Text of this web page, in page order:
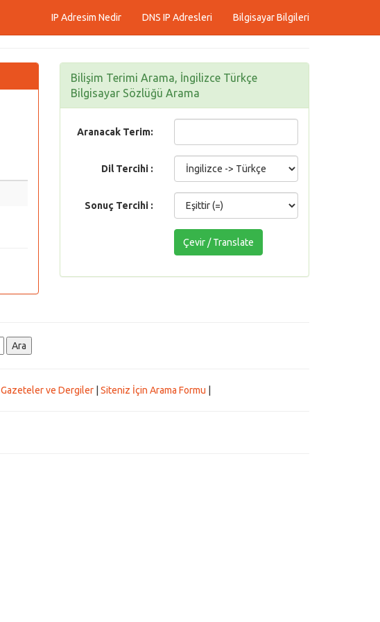
IP Adresim Nedir DNS IP Adresleri Bilgisayar Bilgileri
Bilişim Terimi Arama, İngilizce Türkçe
Bilgisayar Sözlüğü Arama
Aranacak Terim:
Dil Tercihi :
Sonuç Tercihi :
Gazeteler ve Dergiler Siteniz İçin Arama Formu